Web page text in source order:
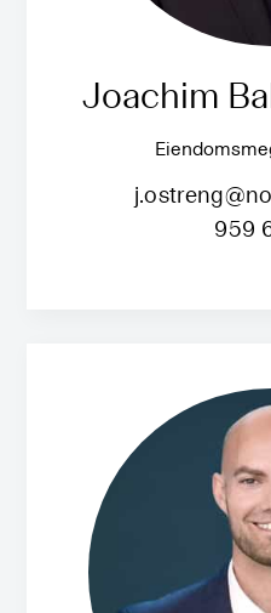
Joachim
959